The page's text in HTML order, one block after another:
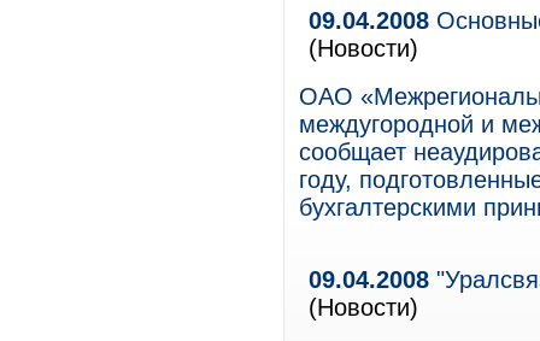
09.04.2008
(Новости)
ОАО
междугородной и
сообщает
году,
бухгалтерскими
09.04.2008
(Новости)